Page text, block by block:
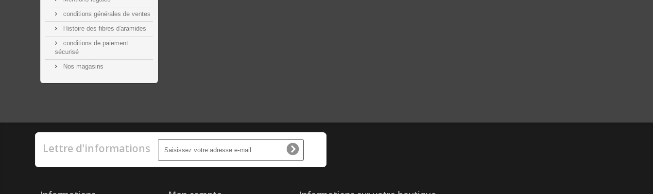
conditions générales de ventes
Histoire des fibres d'aramides
conditions de paiement
sécurisé
Nos magasins
Lettre d'informations